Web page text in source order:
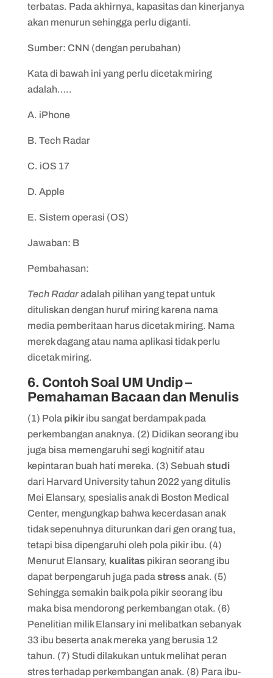
terbatas. Pada akhirnya, kapasitas dan kinerjanya
akan menurun sehingga perlu diganti.
Sumber: CNN (dengan perubahan)
Kata di bawah ini yang perlu dicetak miring
adalah…..
A. iPhone
B. Tech Radar
C. iOS 17
D. Apple
E. Sistem operasi (OS)
Jawaban: B
Pembahasan:
Tech Radaradalah pilihan yang tepat untuk
dituliskan dengan huruf miring karena nama
media pemberitaan harus dicetak miring. Nama
merek dagang atau nama aplikasi tidak perlu
dicetak miring.
6. Contoh Soal UM Undip –
Pemahaman Bacaan dan Menulis
(1) Pola pikiribu sangat berdampak pada
perkembangan anaknya. (2) Didikan seorang ibu
juga bisa memengaruhi segi kognitif atau
kepintaran buah hati mereka. (3) Sebuahstudi
dari Harvard University tahun 2022 yang ditulis
Mei Elansary, spesialis anak di Boston Medical
Center, mengungkap bahwa kecerdasan anak
tidak sepenuhnya diturunkan dari gen orang tua,
tetapi bisa dipengaruhi oleh pola pikir ibu. (4)
Menurut Elansary, kualitaspikiran seorang ibu
dapat berpengaruh juga padastressanak. (5)
Sehingga semakin baik pola pikir seorang ibu
maka bisa mendorong perkembangan otak. (6)
Penelitian milik Elansary ini melibatkan sebanyak
33 ibu beserta anak mereka yang berusia 12
tahun. (7) Studi dilakukan untuk melihat peran
stres terhadap perkembangan anak. (8) Para ibu-